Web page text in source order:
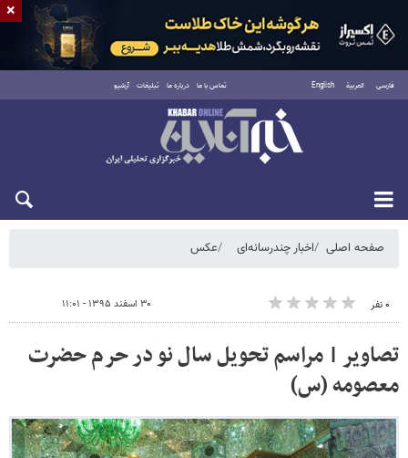
فارسی العربية English تماس با ما درباره ما تبلیغات آرشیو
پنجشنبه ۱۵ مرداد ۱۴۰۵
صفحه اصلی اخبار چندرسانه‌ای عکس
۰ نفر ۳۰ اسفند ۱۳۹۵ - ۱۱:۰۱
تصاویر | مراسم تحویل سال نو در حرم حضرت
معصومه (س)
×